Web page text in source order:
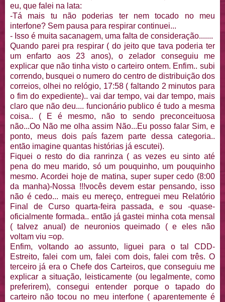
eu, que falei na lata:
-Tá mais tu não poderias ter nem tocado no meu
interfone? Sem pausa para respirar continuei...
- Isso é muita sacanagem, uma falta de consideração.......
Quando parei pra respirar ( do jeito que tava poderia ter
um enfarto aos 23 anos), o zelador conseguiu me
explicar que não tinha visto o carteiro ontem. Enfim.. subi
correndo, busquei o numero do centro de distribuição dos
correios, olhei no relógio, 17:58 ( faltando 2 minutos para
o fim do expediente).. vai dar tempo, vai dar tempo, mais
claro que não deu.... funcionário publico é tudo a mesma
coisa.. ( E é mesmo, não to sendo preconceituosa
não...Oo Não me olha assim Não...Eu posso falar Sim, e
ponto, meus dois país fazem parte dessa categoria..
então imagine quantas histórias já escutei).
Fiquei o resto do dia ranrinza ( as vezes eu sinto até
pena do meu marido, só um pouquinho, um pouquinho
mesmo. Acordei hoje de matina, super super cedo (8:00
da manha)-Nossa !!!vocês devem estar pensando, isso
não é cedo... mais eu mereço, entreguei meu Relatório
Final de Curso quarta-feira passada, e sou -quase-
oficialmente formada.. então já gastei minha cota mensal
( talvez anual) de neuronios queimado ( e eles não
voltam viu =op.
Enfim, voltando ao assunto, liguei para o tal CDD-
Estreito, falei com um, falei com dois, falei com três. O
terceiro já era o Chefe dos Carteiros, que conseguiu me
explicar a situação, leisticamente (ou legalmente, como
preferirem), consegui entender porque o tapado do
carteiro não tocou no meu interfone ( aparentemente é